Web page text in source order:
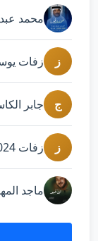
محمد
ز زفات
ج جابر
ز زفات 2024
ماجد